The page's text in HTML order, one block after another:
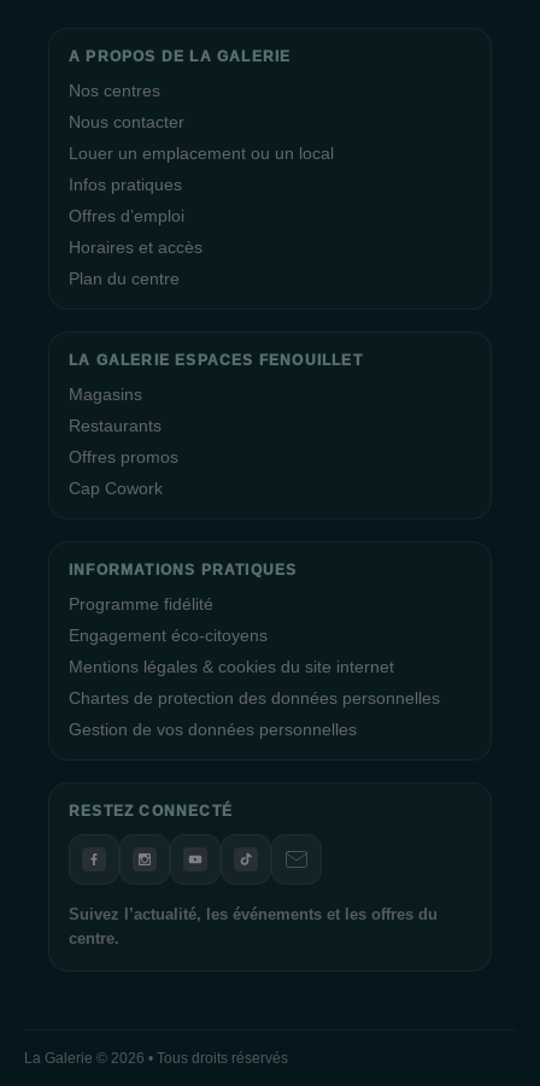
A PROPOS DE LA GALERIE
Nos centres
Nous contacter
Louer un emplacement ou un local
Infos pratiques
Offres d’emploi
Horaires et accès
Plan du centre
LA GALERIE ESPACES FENOUILLET
Magasins
Restaurants
Offres promos
Cap Cowork
INFORMATIONS PRATIQUES
Programme fidélité
Engagement éco-citoyens
Mentions légales & cookies du site internet
Chartes de protection des données personnelles
Gestion de vos données personnelles
RESTEZ CONNECTÉ
Suivez l’actualité, les événements et les offres du
centre.
La Galerie © 2026 • Tous droits réservés